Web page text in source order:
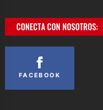
CONECTA CON NOSOTROS:
FACEBOOK